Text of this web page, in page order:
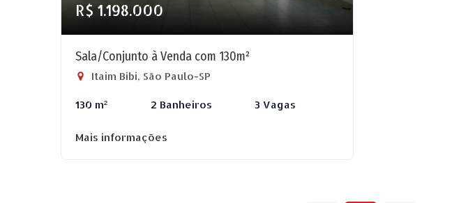
R$ 1.198.000
Sala/Conjunto à Venda com 130m²
Itaim Bibi, São Paulo-SP
130 m² 2 Banheiros 3 Vagas
Mais informações